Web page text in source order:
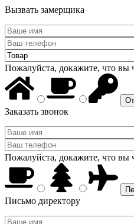
Вызвать замерщика
Пожалуйста, докажите, что вы
Заказать звонок
Пожалуйста, докажите, что вы
Письмо директору